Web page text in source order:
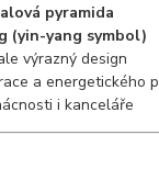
pyramida
(yin-yang symbol)
výrazný design
a energetického
i kanceláře